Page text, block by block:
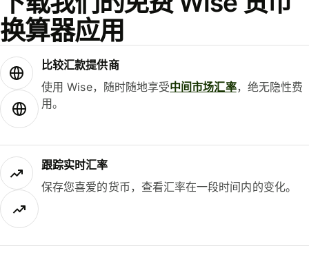
换算器应用
比较汇款提供商
使用 Wise，随时随地享受中间市场汇率，绝无隐性费
用。
跟踪实时汇率
保存您喜爱的货币，查看汇率在一段时间内的变化。